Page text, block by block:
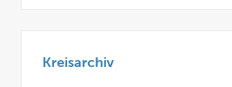
Kreisarchiv